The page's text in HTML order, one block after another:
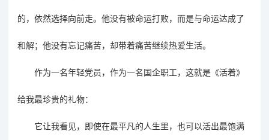
的，依然选择向前走。他没有被命运打败，而是与命运达成了
和解；他没有忘记痛苦，却带着痛苦继续热爱生活。
作为一名年轻党员，作为一名国企职工，这就是《活着》
给我最珍贵的礼物：
它让我看见，即使在最平凡的人生里，也可以活出最饱满